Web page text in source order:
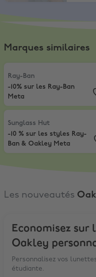
Marques similaires
Ray-Ban
-10% sur les Ray-
Ray-Ban
-10% sur les Ray-Ban
Meta
Sunglass Hut
-10 % sur les
Sunglass Hut
-10 % sur les styles Ray-
Ban & Oakley Meta
Les nouveautés
Economisez
Oakley
Personnalisez vos
étudiante.